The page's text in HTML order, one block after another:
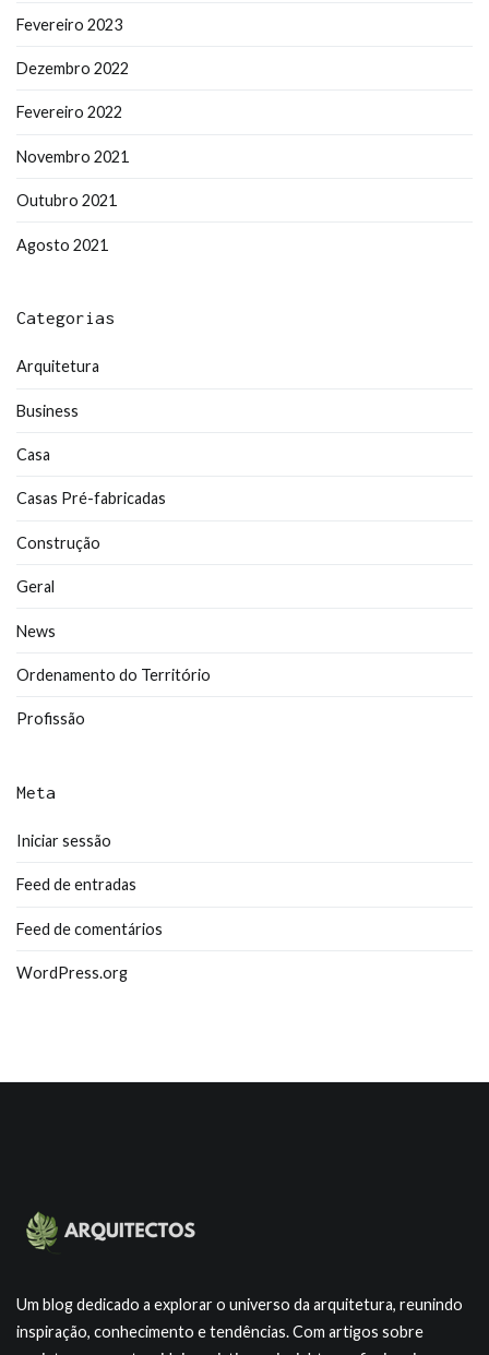
Fevereiro 2023
Dezembro 2022
Fevereiro 2022
Novembro 2021
Outubro 2021
Agosto 2021
Categorias
Arquitetura
Business
Casa
Casas Pré-fabricadas
Construção
Geral
News
Ordenamento do Território
Profissão
Meta
Iniciar sessão
Feed de entradas
Feed de comentários
WordPress.org
Um blog dedicado a explorar o universo da arquitetura, reunindo
inspiração, conhecimento e tendências. Com artigos sobre